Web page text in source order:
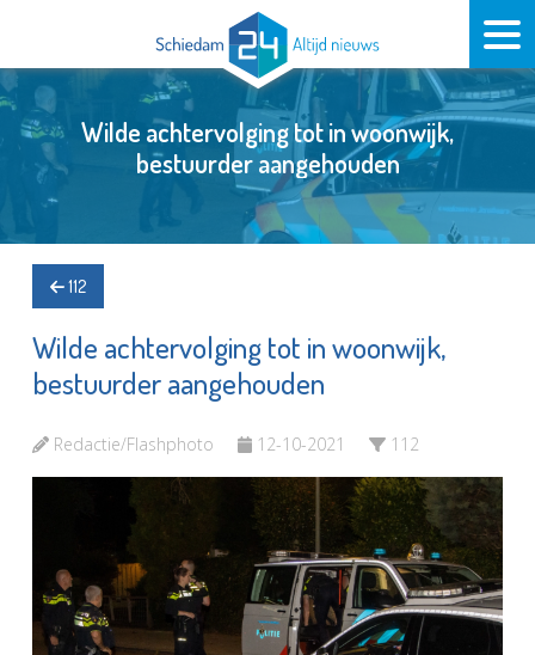
Wilde achtervolging tot in woonwijk,
bestuurder aangehouden
112
Wilde achtervolging tot in woonwijk,
bestuurder aangehouden
Redactie/Flashphoto 12-10-2021 112